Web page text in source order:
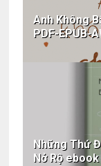
Anh Không
PDF-EPUB-
Những Thứ
Nở Rộ